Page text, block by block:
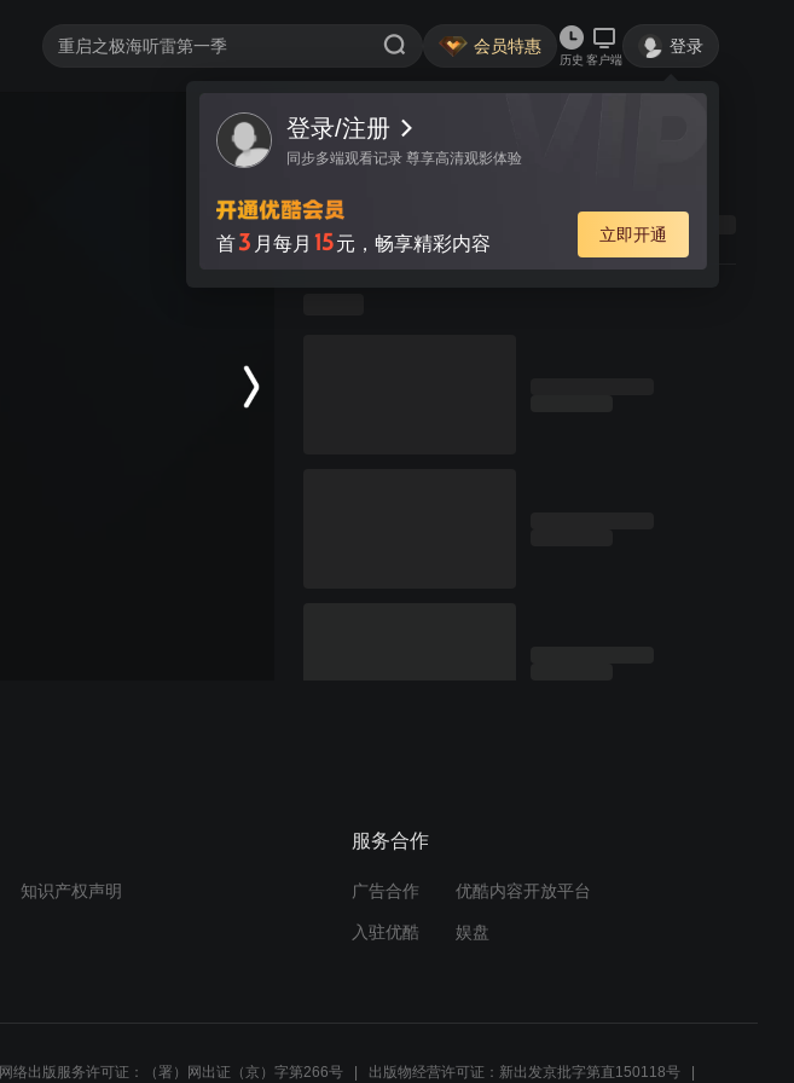
会员特惠
历史 客户端
登录
登录/注册
同步多端观看记录 尊享高清观影体验
首3 月每月 15元，畅享精彩内容 立即开通
知识产权声明
服务合作
广告合作 优酷内容开放平台
入驻优酷 娱盘
网络出版服务许可证：（署）网出证（京）字第266号 出版物经营许可证：新出发京批字第直150118号